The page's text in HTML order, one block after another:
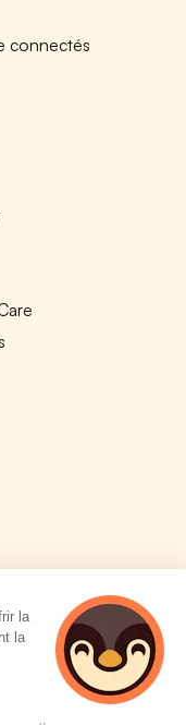
connectés
réservés.
la
la
2 personnes
consultent